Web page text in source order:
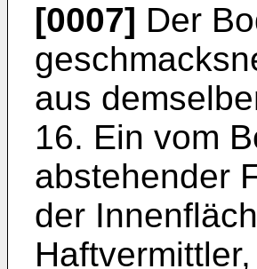
[0007] Der
aus
16. Ein vom
abstehender
der